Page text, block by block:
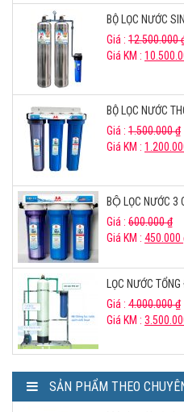
BỘ LỌC NƯỚC
Giá : 12.500.000
Giá KM :
BỘ LỌC NƯỚC
Giá : 1.500.000₫
Giá KM :
BỘ LỌC NƯỚC 3
Giá : 600.000₫
Giá KM : 450.000
LỌC NƯỚC
Giá : 4.000.000₫
Giá KM :
SẢN PHẨM THEO